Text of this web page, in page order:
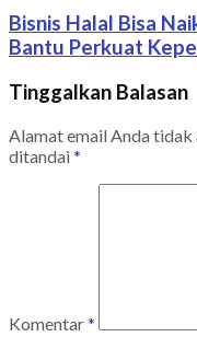
Bisnis Halal Bisa
Bantu Perkuat
Tinggalkan Balasan
Alamat email Anda
ditandai *
Komentar*